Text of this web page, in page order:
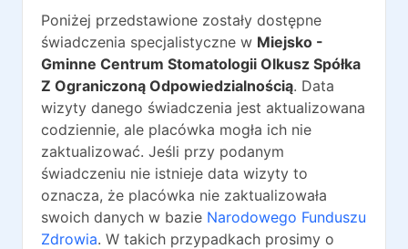
Poniżej przedstawione zostały dostępne
świadczenia specjalistyczne w Miejsko -
Gminne Centrum Stomatologii Olkusz Spółka
Z Ograniczoną Odpowiedzialnością. Data
wizyty danego świadczenia jest aktualizowana
codziennie, ale placówka mogła ich nie
zaktualizować. Jeśli przy podanym
świadczeniu nie istnieje data wizyty to
oznacza, że placówka nie zaktualizowała
swoich danych w bazie Narodowego Funduszu
Zdrowia. W takich przypadkach prosimy o